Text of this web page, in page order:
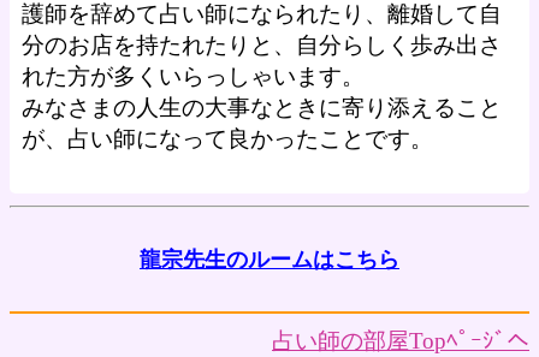
護師を辞めて占い師になられたり、離婚して自
分のお店を持たれたりと、自分らしく歩み出さ
れた方が多くいらっしゃいます。
みなさまの人生の大事なときに寄り添えること
が、占い師になって良かったことです。
龍宗先生のルームはこちら
占い師の部屋Topﾍﾟｰｼﾞへ